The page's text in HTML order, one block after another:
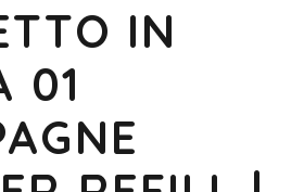
IN
01